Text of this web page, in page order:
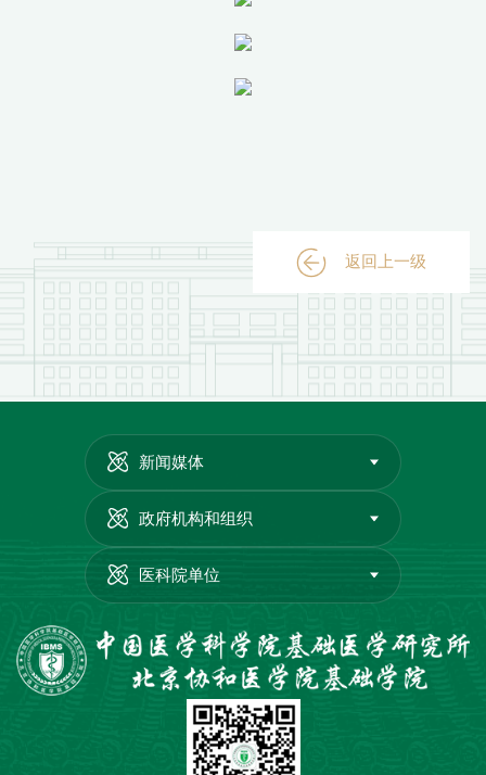
返回上一级
新闻媒体
政府机构和组织
医科院单位